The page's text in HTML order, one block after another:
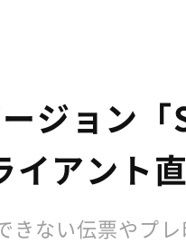
ージョン
イアン
きない伝票やプ